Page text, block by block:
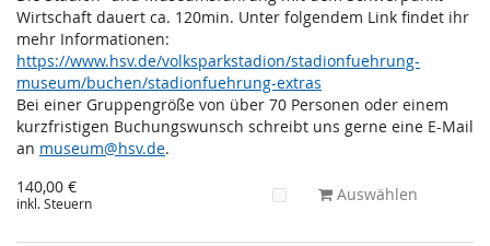
Wirtschaft dauert ca. 120min. Unter folgendem Link findet ihr
mehr Informationen:
https://www.hsv.de/volksparkstadion/stadionfuehrung-
museum/buchen/stadionfuehrung-extras
Bei einer Gruppengröße von über 70 Personen oder einem
kurzfristigen Buchungswunsch schreibt uns gerne eine E-Mail
an museum@hsv.de.
140,00 €
inkl. Steuern Auswählen